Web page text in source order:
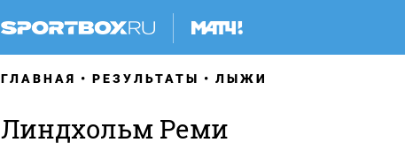
ГЛАВНАЯ РЕЗУЛЬТАТЫ ЛЫЖИ
Линдхольм Реми